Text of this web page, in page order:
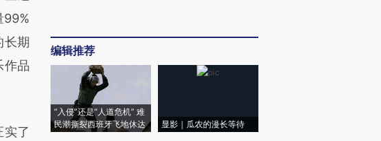
99%
长期
作品
了
编辑推荐
“入侵”还是“人道危机” 难
民潮撕裂西班牙飞地休达
显影｜瓜农的漫长等待